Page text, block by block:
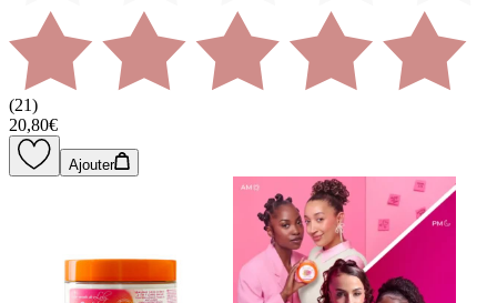
(21)
20,80€
Ajouter